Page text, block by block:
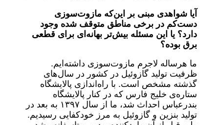
آیا شواهدی مبنی بر این‌که مازوت‌سوزی
دست‌کم در برخی مناطق متوقف شده وجود
دارد؟ یا این مسئله بیش‌تر بهانه‌ای برای قطعی
برق بوده؟
ما هرساله لاجرم مازوت‌سوزی داشته‌ایم.
ظرفیت تولید گازوئیل در کشور در سال‌های
گذشته مشخص است. با راه‌اندازی پالایشگاه
ستاره‌ی خلیج فارس که در کنار پالایشگاه
بندرعباس احداث شد، ما از سال ۱۳۹۷ به بعد در
تولید بنزین و گازوئیل به مرز خودکفایی رسیدیم.